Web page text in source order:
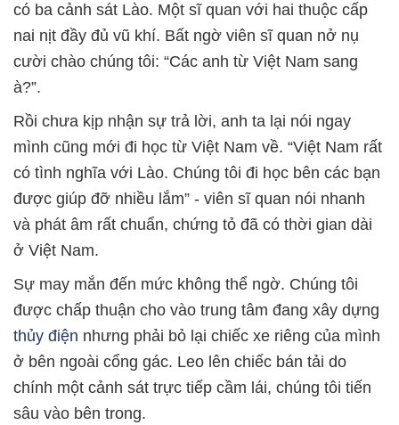
có ba cảnh sát Lào. Một sĩ quan với hai thuộc cấp
nai nịt đầy đủ vũ khí. Bất ngờ viên sĩ quan nở nụ
cười chào chúng tôi: “Các anh từ Việt Nam sang
à?”.
Rồi chưa kịp nhận sự trả lời, anh ta lại nói ngay
mình cũng mới đi học từ Việt Nam về. “Việt Nam rất
có tình nghĩa với Lào. Chúng tôi đi học bên các bạn
được giúp đỡ nhiều lắm” - viên sĩ quan nói nhanh
và phát âm rất chuẩn, chứng tỏ đã có thời gian dài
ở Việt Nam.
Sự may mắn đến mức không thể ngờ. Chúng tôi
được chấp thuận cho vào trung tâm đang xây dựng
thủy điện nhưng phải bỏ lại chiếc xe riêng của mình
ở bên ngoài cổng gác. Leo lên chiếc bán tải do
chính một cảnh sát trực tiếp cầm lái, chúng tôi tiến
sâu vào bên trong.